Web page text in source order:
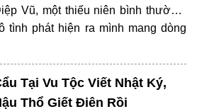
Vũ, một thiếu niên bình thường,
tình phát hiện ra mình mang dòng
Định mệnh đưa hắn vào một
trình không tưởng, từ một kẻ…
Tại Vu Tộc Viết Nhật Ký,
Thổ Giết Điên Rồi